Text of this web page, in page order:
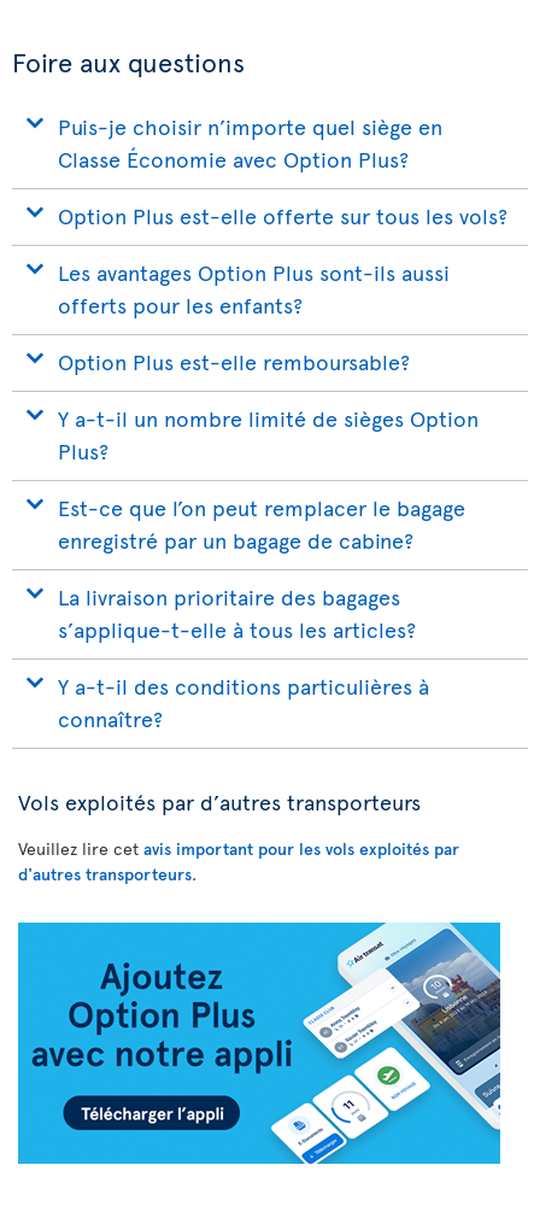
Foire aux questions
Puis-je choisir n’importe quel siège en
Classe Économie avec Option Plus?
Option Plus est-elle offerte sur tous les vols?
Les avantages Option Plus sont-ils aussi
offerts pour les enfants?
Option Plus est-elle remboursable?
Y a-t-il un nombre limité de sièges Option
Plus?
Est-ce que l’on peut remplacer le bagage
enregistré par un bagage de cabine?
La livraison prioritaire des bagages
s’applique-t-elle à tous les articles?
Y a-t-il des conditions particulières à
connaître?
Vols exploités par d’autres transporteurs
Veuillez lire cet avis important pour les vols exploités par
d'autres transporteurs.